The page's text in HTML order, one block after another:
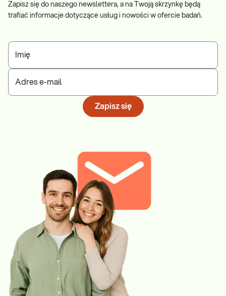
Zapisz się do naszego newslettera, a na Twoją skrzynkę będą
trafiać informacje dotyczące usług i nowości w ofercie badań.
Imię
Adres e-mail
Zapisz się